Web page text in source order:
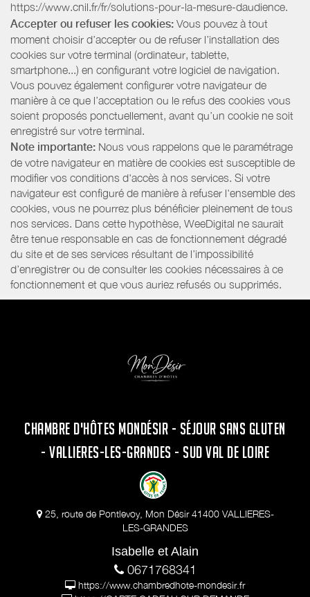
https://www.cnil.fr/fr/solutions-pour-la-mesure-daudience.
Accepter ou refuser les cookies: Vous pouvez à tout
moment choisir d’accepter ou de refuser l’installation des
cookies sur votre terminal (ordinateur, tablette,
smartphone...) en configurant votre logiciel de navigation.
Vous pouvez également configurer votre navigateur de
manière à ce que l’acceptation ou le refus des cookies vous
soient proposés ponctuellement, avant qu’un cookie ne soit
enregistré sur votre terminal.
Note importante: Nous vous rappelons que le paramétrage
de votre navigateur en matière de cookies est susceptible de
modifier vos conditions d'accès à nos services. Si votre
navigateur est configuré de manière à refuser l'ensemble des
cookies, vous ne pourrez plus bénéficier pleinement de tous
nos services. Dans cette hypothèse, WeeDigital ne saurait
être tenue responsable en cas de fonctionnement dégradé
du site et de ses services résultant de l’impossibilité
d’enregistrer ou de consulter les cookies nécessaires à ce
fonctionnement et que vous auriez refusés ou supprimés.
CHAMBRE D'HÔTES MONDÉSIR - SÉJOUR SANS GLUTEN
- VALLIERES-LES-GRANDES - SUD VAL DE LOIRE
25, route de Pontlevoy, Mon Désir 41400 VALLIERES-
LES-GRANDES
Isabelle et Alain
0671768341
https://www.chambredhote-mondesir.fr